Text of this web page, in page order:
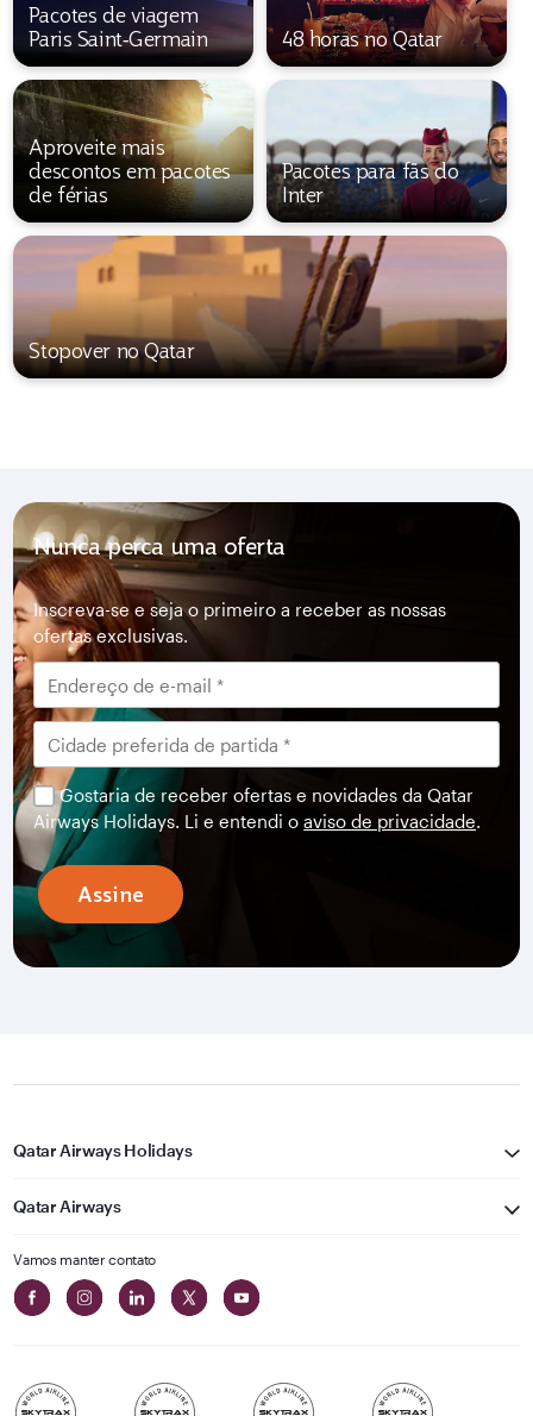
Pacotes de viagem
Paris Saint‑Germain
48 horas no Qatar
Aproveite mais
descontos em pacotes
de férias
Pacotes para fãs do
Inter
Stopover no Qatar
Nunca perca uma oferta
Inscreva-se e seja o primeiro a receber as nossas
ofertas exclusivas.
Gostaria de receber ofertas e novidades da Qatar
Airways Holidays. Li e entendi oaviso de privacidade.
Assine
Qatar Airways Holidays
Qatar Airways
Vamos manter contato